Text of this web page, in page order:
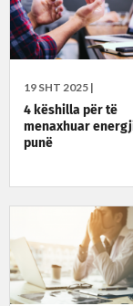
19 SHT 2025 |
4 këshilla për të
menaxhuar
punë